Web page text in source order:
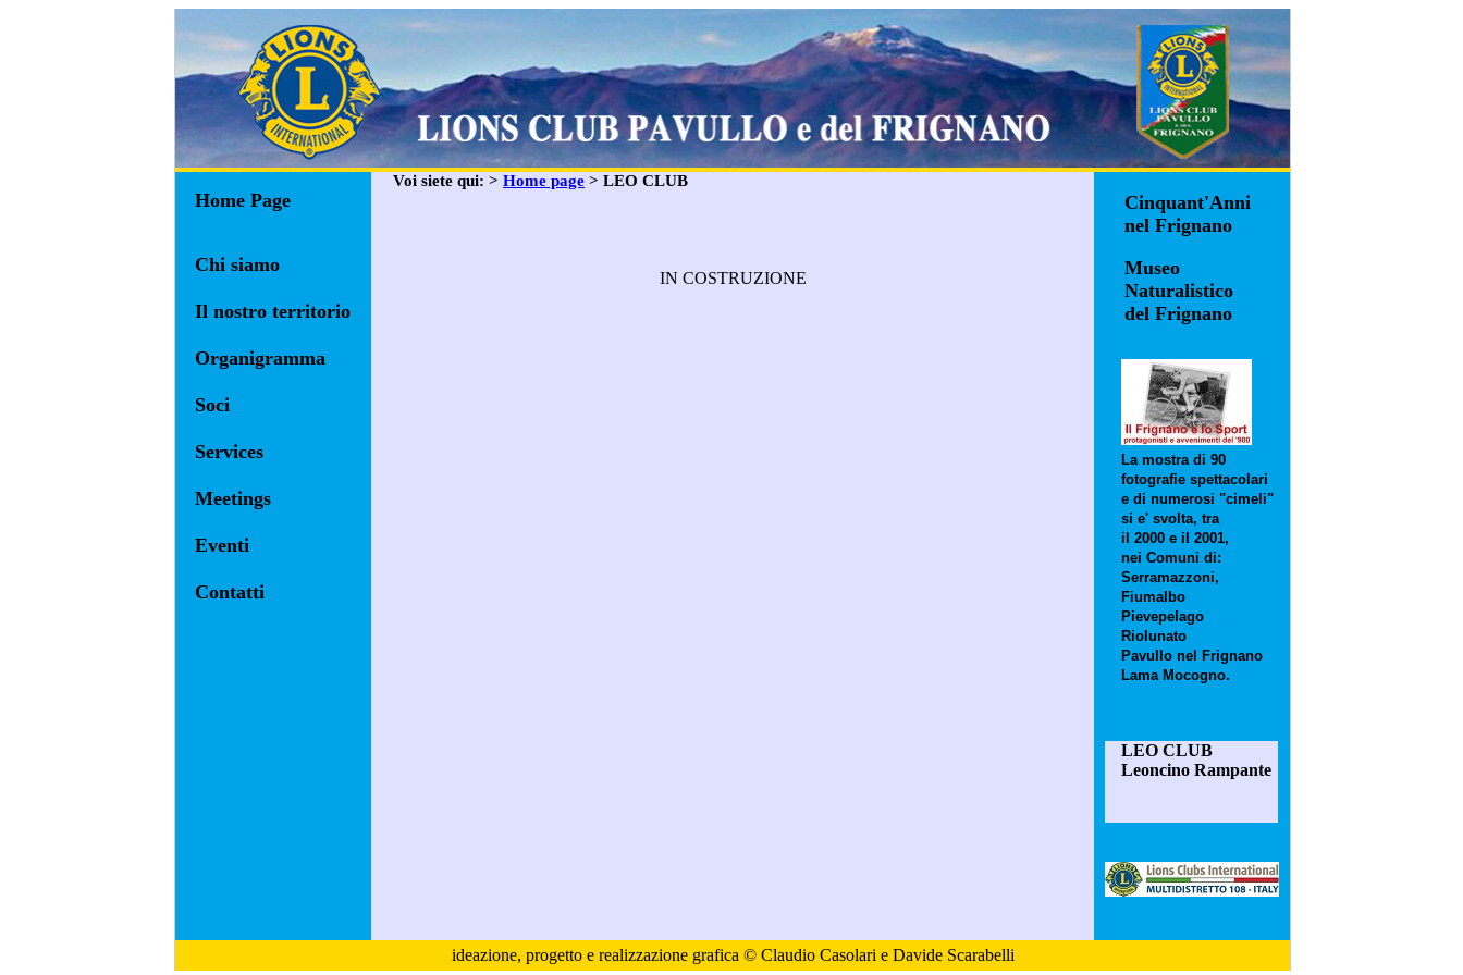
Home Page
Chi siamo
Il nostro territorio
Organigramma
Soci
Services
Meetings
Eventi
Contatti
Cinquant'Anni
nel Frignano
Museo
Naturalistico
del Frignano
La mostra di 90
fotografie spettacolari
e di numerosi "cimeli"
si e' svolta, tra
il 2000 e il 2001,
nei Comuni di:
Serramazzoni,
Fiumalbo
Pievepelago
Riolunato
Pavullo nel Frignano
Lama Mocogno.
LEO CLUB
Leoncino Rampante
Voi siete qui: > Home page > LEO CLUB
IN COSTRUZIONE
ideazione, progetto e realizzazione grafica © Claudio Casolari e Davide Scarabelli